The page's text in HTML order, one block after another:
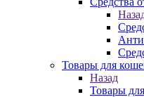
Товары для
Назад
Товары